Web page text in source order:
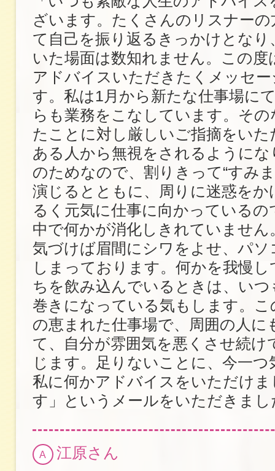
ざいます。たくさんのリスナー
て自己を振り返るきっかけとなり
いた場面は数知れません。この度
アドバイスいただきたくメッセ
す。私は1月から新たな仕事場に
らも業務をこなしています。そ
たことに対し厳しいご指摘をいた
ある人から無視をされるようにな
のためなので、割りきって“すみ
演じるとともに、周りに迷惑をか
るく元気に仕事に向かっているの
中で何かが消化しきれていません
気づけば眉間にシワをよせ、パ
しまっております。何かを我慢
ちを飲み込んでいるときは、い
巻きになっている気もします。
の恵まれた仕事場で、周囲の人に
て、自分が雰囲気を悪くさせ続け
じます。足りないことに、今一
私に何かアドバイスをいただけ
す」というメールをいただきまし
A 江原さん